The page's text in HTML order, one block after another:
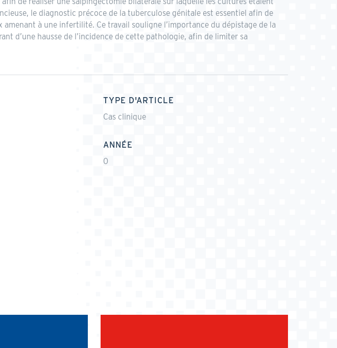
le diagnostic précoce de la tuberculose génitale est essentiel afin de
à une infertilité. Ce travail souligne l’importance du dépistage de la
d’une hausse de l’incidence de cette pathologie, afin de limiter sa
TYPE D'ARTICLE
Cas clinique
ANNÉE
0